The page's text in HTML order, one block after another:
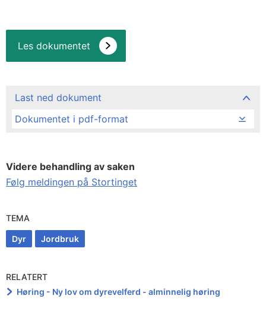
Les dokumentet
Last ned dokument
Dokumentet i pdf-format
Videre behandling av saken
Følg meldingen på Stortinget
TEMA
Dyr Jordbruk
RELATERT
Høring - Ny lov om dyrevelferd - alminnelig høring